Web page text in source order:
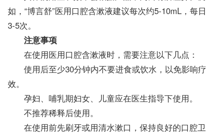
如，“博言舒”医用口腔含漱液建议每次约5-10mL，每日
3-5次。
注意事项
在使用医用口腔含漱液时，需要注意以下几点：
使用后至少30分钟内不要进食或饮水，以免影响疗
效。
孕妇、哺乳期妇女、儿童应在医生指导下使用。
不推荐稀释后使用。
在使用前先刷牙或用清水漱口，保持良好的口腔卫